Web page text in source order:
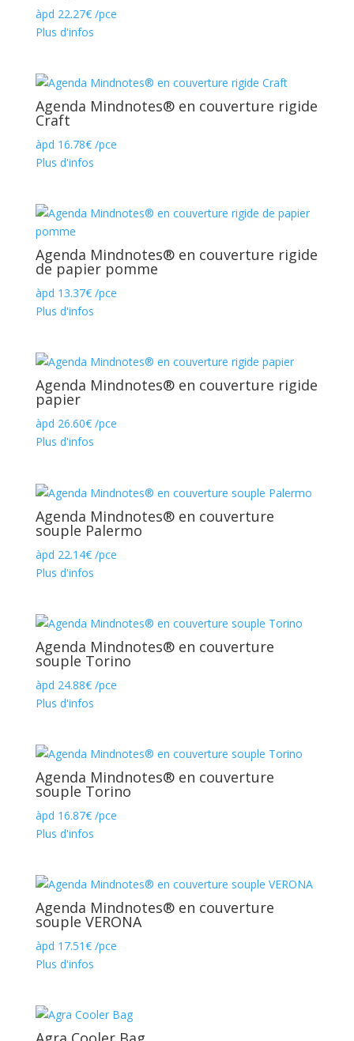
àpd 22.27€/pce
Plus d'infos
Agenda Mindnotes® en couverture rigide
Craft
àpd 16.78€/pce
Plus d'infos
Agenda Mindnotes® en couverture rigide
de papier pomme
àpd 13.37€/pce
Plus d'infos
Agenda Mindnotes® en couverture rigide
papier
àpd 26.60€/pce
Plus d'infos
Agenda Mindnotes® en couverture
souple Palermo
àpd 22.14€/pce
Plus d'infos
Agenda Mindnotes® en couverture
souple Torino
àpd 24.88€/pce
Plus d'infos
Agenda Mindnotes® en couverture
souple Torino
àpd 16.87€/pce
Plus d'infos
Agenda Mindnotes® en couverture
souple VERONA
àpd 17.51€/pce
Plus d'infos